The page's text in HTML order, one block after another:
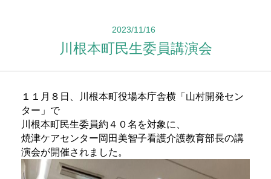
2023/11/16
川根本町民生委員講演会
１１月８日、川根本町役場本庁舎横「山村開発セン
ター」で
川根本町民生委員約４０名を対象に、
焼津ケアセンター岡田美智子看護介護教育部長の講
演会が開催されました。